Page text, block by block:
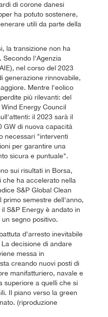
di corone danesi
ha potuto sostenere,
utili da parte della
la transizione non ha
Secondo l'Agenzia
nel corso del 2023
generazione rinnovabile,
Mentre l'eolico
più rilevanti: del
Energy Council
il 2023 sarà il
GW di nuova capacità
necessari "interventi
per garantire una
sicura e puntuale".
sui risultati in Borsa,
che ha accelerato nella
S&P Global Clean
primo semestre dell'anno,
S&P Energy è andato in
segno positivo.
d'arresto inevitabile
decisione di andare
messa in
creando nuovi posti di
manifatturiero, navale e
superiore a quelli che si
Il piano verso la green
(riproduzione